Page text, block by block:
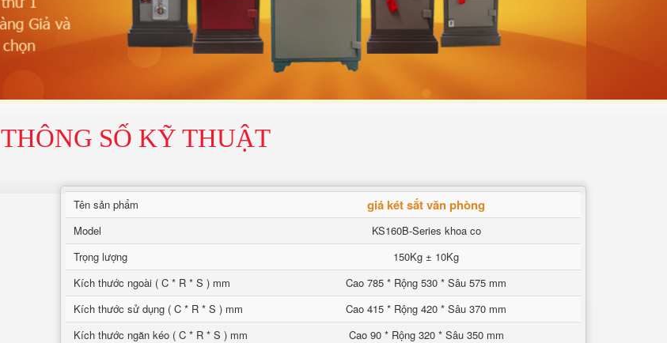
THÔNG SỐ KỸ THUẬT
Tên sản phẩm giá két sắt văn phòng
Model
KS160B-Series khoa co
Trọng lượng
150Kg ± 10Kg
Kích thước ngoài ( C * R * S ) mm
Cao 785 * Rộng 530 * Sâu 575 mm
Kích thước sử dụng ( C * R * S ) mm
Cao 415 * Rộng 420 * Sâu 370 mm
Kích thước ngăn kéo ( C * R * S ) mm
Cao 90 * Rộng 320 * Sâu 350 mm